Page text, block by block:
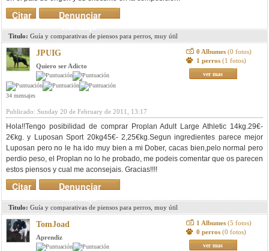
Denunciar
mensaje
Citar
Titulo: Guía y comparativas de piensos para perros, muy útil
JPUIG
Quiero ser Adicto
34 mensajes
0 Albumes (0 fotos)
1 perros (1 fotos)
ver mas
Publicado: Sunday 20 de February de 2011, 13:17
Hola!!Tengo posibilidad de comprar Proplan Adult Large Athletic 14kg.29€-
2€kg. y Luposan Sport 20kg45€- 2,25€kg.Segun ingredientes parece mejor
Luposan pero no le ha ido muy bien a mi Dober, cacas bien,pelo normal pero
perdio peso, el Proplan no lo he probado, me podeis comentar que os parecen
estos piensos y cual me aconsejais. Gracias!!!!
Denunciar
mensaje
Citar
Titulo: Guía y comparativas de piensos para perros, muy útil
TomJoad
Aprendiz
1 Albumes (5 fotos)
0 perros (0 fotos)
ver mas